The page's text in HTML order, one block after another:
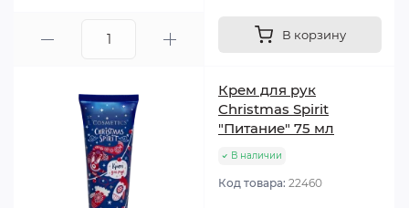
В корзину
Крем для рук
Christmas Spirit
"Питание" 75 мл
В наличии
Код товара: 22460